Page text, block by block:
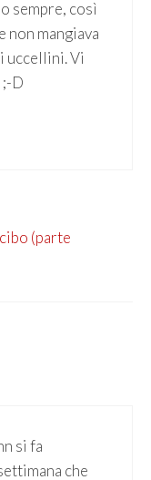
sempre, così
non mangiava
uccellini. Vi
D
(parte
si fa
che